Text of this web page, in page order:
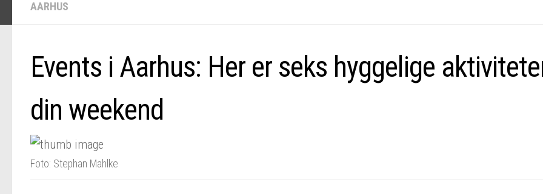
AARHUS
Events i Aarhus: Her er seks hyggelige
din weekend
Foto: Stephan Mahlke